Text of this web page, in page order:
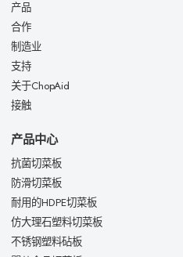
产品
合作
制造业
支持
关于ChopAid
接触
产品中心
抗菌切菜板
防滑切菜板
耐用的HDPE切菜板
仿大理石塑料切菜板
不锈钢塑料砧板